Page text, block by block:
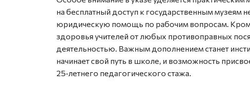
на бесплатный доступ к государственным музеям
юридическую помощь по рабочим вопросам.
здоровья учителей от любых противоправных
деятельностью. Важным дополнением станет
начинает свой путь в школе, и возможность
25‑летнего педагогического стажа.